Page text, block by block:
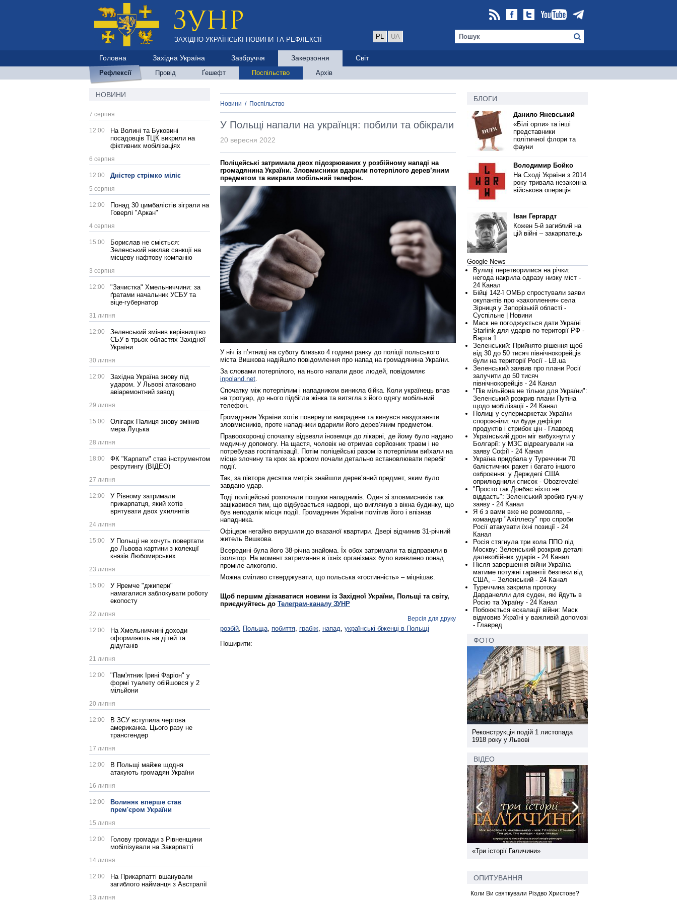
ЗАХІДНО-УКРАЇНСЬКІ НОВИНИ ТА РЕФЛЕКСІЇ PL UA
Головна Західна Україна Зазбруччя Закерзоння Світ
Рефлексії Провід Ґешефт Поспільство Архів
НОВИНИ
7 серпня
12:00
На Волині та Буковині
посадовців ТЦК викрили на
фіктивних мобілізаціях
6 серпня
12:00 Дністер стрімко міліє
5 серпня
12:00
Понад 30 цимбалістів зіграли на
Говерлі "Аркан"
4 серпня
15:00
Борислав не сміється:
Зеленський наклав санкції на
місцеву нафтову компанію
3 серпня
12:00
"Зачистка" Хмельниччини: за
ґратами начальник УСБУ та
віце-губернатор
31 липня
12:00
Зеленський змінив керівництво
СБУ в трьох областях Західної
України
30 липня
12:00
Західна Україна знову під
ударом. У Львові атаковано
авіаремонтний завод
29 липня
15:00
Олігарх Палиця знову змінив
мера Луцька
28 липня
18:00
ФК "Карпати" став інструментом
рекрутингу (ВІДЕО)
27 липня
12:00
У Рівному затримали
прикарпатця, який хотів
врятувати двох ухилянтів
24 липня
15:00
У Польщі не хочуть повертати
до Львова картини з колекції
князів Любомирських
23 липня
15:00
У Яремче "джипери"
намагалися заблокувати роботу
екопосту
22 липня
12:00
На Хмельниччині доходи
оформляють на дітей та
дідуганів
21 липня
12:00
"Пам'ятник Ірині Фаріон" у
формі туалету обійшовся у 2
мільйони
20 липня
12:00
В ЗСУ вступила чергова
американка. Цього разу не
трансгендер
17 липня
12:00
В Польщі майже щодня
атакують громадян України
16 липня
12:00
Волиняк вперше став
прем'єром України
15 липня
12:00
Голову громади з Рівненщини
мобілізували на Закарпатті
14 липня
12:00
На Прикарпатті вшанували
загиблого найманця з Австралії
13 липня
Новини / Поспільство
У Польщі напали на українця: побили та обікрали
20 вересня 2022
Поліцейські затримала двох підозрюваних у розбійному нападі на
громадянина України. Зловмисники вдарили потерпілого дерев’яним
предметом та викрали мобільний телефон.
У ніч із п’ятниці на суботу близько 4 години ранку до поліції польського
міста Вишкова надійшло повідомлення про напад на громадянина України.
За словами потерпілого, на нього напали двоє людей, повідомляє
inpoland.net
Спочатку між потерпілим і нападником виникла бійка. Коли українець впав
на тротуар, до нього підбігла жінка та витягла з його одягу мобільний
телефон.
Громадянин України хотів повернути викрадене та кинувся наздоганяти
зловмисників, проте нападники вдарили його дерев’яним предметом.
Правоохоронці спочатку відвезли іноземця до лікарні, де йому було надано
медичну допомогу. На щастя, чоловік не отримав серйозних травм і не
потребував госпіталізації. Потім поліцейські разом із потерпілим виїхали на
місце злочину та крок за кроком почали детально встановлювати перебіг
події.
Так, за півтора десятка метрів знайшли дерев’яний предмет, яким було
завдано удар.
Тоді поліцейські розпочали пошуки нападників. Один зі зловмисників так
зацікавився тим, що відбувається надворі, що виглянув з вікна будинку, що
був неподалік місця події. Громадянин України помітив його і впізнав
нападника.
Офіцери негайно вирушили до вказаної квартири. Двері відчинив 31-річний
житель Вишкова.
Всередині була його 38-річна знайома. Їх обох затримали та відправили в
ізолятор. На момент затримання в їхніх організмах було виявлено понад
проміле алкоголю.
Можна сміливо стверджувати, що польська «гостинність» – міцнішає.
Щоб першим дізнаватися новини із Західної України, Польщі та світу,
приєднуйтесь до Телеграм-каналу ЗУНР
Версія для друку
розбій Польща побиття грабіж напад українські біженці в Польщі
Поширити:
БЛОГИ
Данило Яневський
«Білі орли» та інші
представники
політичної флори та
фауни
Володимир Бойко
На Сході України з 2014
року тривала незаконна
військова операція
Іван Гергардт
Кожен 5-й загиблий на
цій війні – закарпатець
Google News
Вулиці перетворилися на річки:
негода накрила одразу низку міст -
24 Канал
Бійці 142-ї ОМБр спростували заяви
окупантів про «захоплення» села
Зірниця у Запорізькій області -
Суспільне | Новини
Маск не погоджується дати Україні
Starlink для ударів по території РФ -
Варта 1
Зеленський: Прийнято рішення щоб
від 30 до 50 тисяч північнокорейців
були на території Росії - LB.ua
Зеленський заявив про плани Росії
залучити до 50 тисяч
північнокорейців - 24 Канал
"Пів мільйона не тільки для України":
Зеленський розкрив плани Путіна
щодо мобілізації - 24 Канал
Полиці у супермаркетах України
спорожніли: чи буде дефіцит
продуктів і стрибок цін - Главред
Український дрон міг вибухнути у
Болгарії: у МЗС відреагували на
заяву Софії - 24 Канал
Україна придбала у Туреччини 70
балістичних ракет і багато іншого
озброєння: у Держдепі США
оприлюднили список - Obozrevatel
"Просто так Донбас ніхто не
віддасть": Зеленський зробив гучну
заяву - 24 Канал
Я б з вами вже не розмовляв, –
командир "Ахіллесу" про спроби
Росії атакувати їхні позиції - 24
Канал
Росія стягнула три кола ППО під
Москву: Зеленський розкрив деталі
далекобійних ударів - 24 Канал
Після завершення війни Україна
матиме потужні гарантії безпеки від
США, – Зеленський - 24 Канал
Туреччина закрила протоку
Дарданелли для суден, які йдуть в
Росію та Україну - 24 Канал
Побоюється ескалації війни: Маск
відмовив Україні у важливій допомозі
- Главред
ФОТО
Реконструкція подій 1 листопада
1918 року у Львові
ВІДЕО
«Три історії Галичини»
ОПИТУВАННЯ
Коли Ви святкували Різдво Христове?